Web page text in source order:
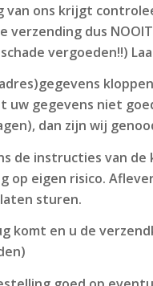
van ons krijgt
verzending dus
schade vergoeden!!)
uw gegevens niet
dan zijn wij
de instructies van
op eigen risico.
sturen.
komt en u de